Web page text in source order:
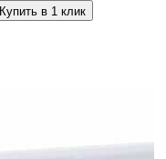
Купить в 1 клик